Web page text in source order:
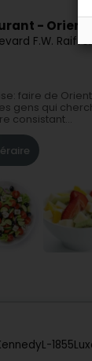
-
F.W.
faire de
gens qui
consistant...
L-1855